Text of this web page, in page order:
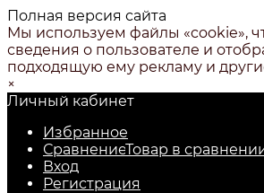
Полная версия сайта
Мы используем файлы «cookie»,
сведения о пользователе и
подходящую ему рекламу и
×
Личный кабинет
Избранное
СравнениеТовар в
Вход
Регистрация